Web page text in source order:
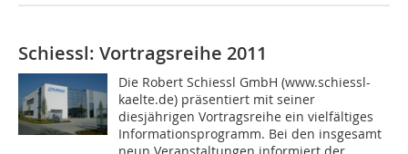
Schiessl: Vortragsreihe 2011
Die Robert Schiessl GmbH (www.schiessl-
kaelte.de) präsentiert mit seiner
diesjährigen Vortragsreihe ein vielfältiges
Informationsprogramm. Bei den insgesamt